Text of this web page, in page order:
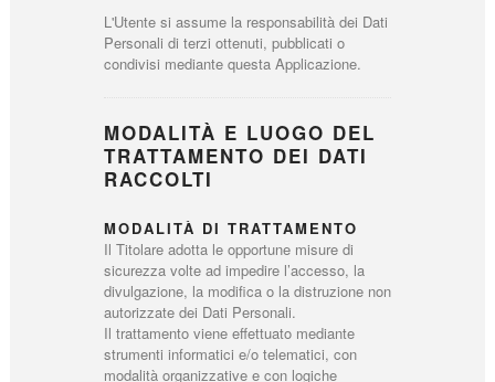
L'Utente si assume la responsabilità dei Dati
Personali di terzi ottenuti, pubblicati o
condivisi mediante questa Applicazione.
MODALITÀ E LUOGO DEL
TRATTAMENTO DEI DATI
RACCOLTI
MODALITÀ DI TRATTAMENTO
Il Titolare adotta le opportune misure di
sicurezza volte ad impedire l’accesso, la
divulgazione, la modifica o la distruzione non
autorizzate dei Dati Personali.
Il trattamento viene effettuato mediante
strumenti informatici e/o telematici, con
modalità organizzative e con logiche